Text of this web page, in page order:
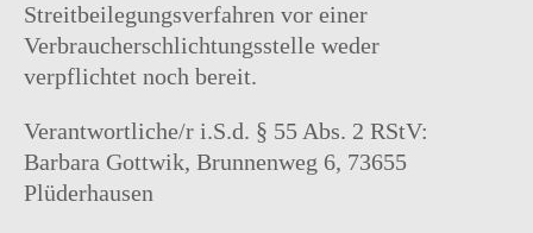
Streitbeilegungsverfahren vor einer
Verbraucherschlichtungsstelle weder
verpflichtet noch bereit.
Verantwortliche/r i.S.d. § 55 Abs. 2 RStV:
Barbara Gottwik, Brunnenweg 6, 73655
Plüderhausen